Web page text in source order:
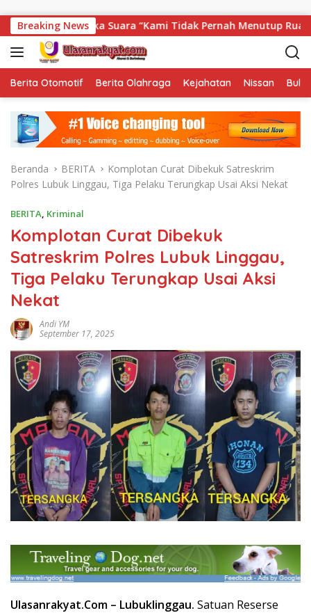
Breaking News
Suara “Kami Tidak Pernah Menutup Ruang Hak Jawab”.
Berita Otomotif Berita Olahraga Kejahatan Nissan
Beranda BERITA
Komplotan Curat Dibekuk Satreskrim
Polres Lubuk Linggau, Tiga Pelaku Terungkap Usai Aksi Nekat
BERITA, Kriminal
Komplotan Curat Dibekuk
Satreskrim Polres Lubuk Linggau,
Tiga Pelaku Terungkap Usai Aksi
Nekat
Andi YM
September 17, 2025
Ulasanrakyat.Com – Lubuklinggau. Satuan Reserse